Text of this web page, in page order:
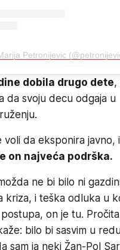
dobila drugo dete,
da svoju decu odgaja u
da eksponira javno,
on najveća podrška.
ne bi bilo ni
kriza, i teška odluka u
on je tu.
bilo bi sasvim u
sam ja neki Žan-Pol